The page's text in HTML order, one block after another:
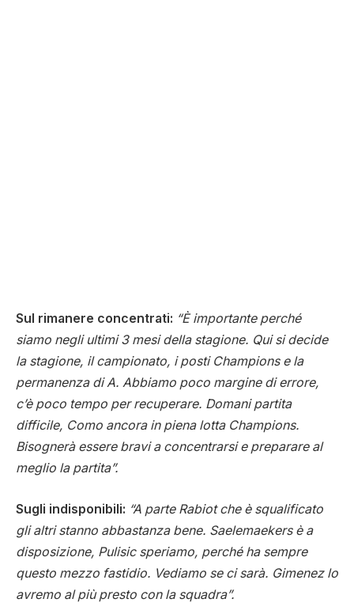
Sul rimanere concentrati: “È importante perché
siamo negli ultimi 3 mesi della stagione. Qui si decide
la stagione, il campionato, i posti Champions e la
permanenza di A. Abbiamo poco margine di errore,
c’è poco tempo per recuperare. Domani partita
difficile, Como ancora in piena lotta Champions.
Bisognerà essere bravi a concentrarsi e preparare al
meglio la partita”.
Sugli indisponibili: “A parte Rabiot che è squalificato
gli altri stanno abbastanza bene. Saelemaekers è a
disposizione, Pulisic speriamo, perché ha sempre
questo mezzo fastidio. Vediamo se ci sarà. Gimenez lo
avremo al più presto con la squadra”.